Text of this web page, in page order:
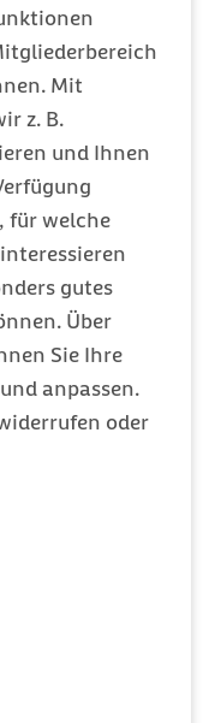
Mit
z. B.
und Ihnen
für welche
gutes
Über
Sie Ihre
anpassen.
oder
meist schon
stark
wie
Schlafzimmer
Leben
monatlich
Tipps erhalten
und -